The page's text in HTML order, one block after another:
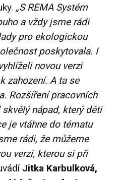
„S REMA Systém
a vždy jsme rádi
pro ekologickou
poskytovala. I
novou verzi
zahození. A ta se
Rozšíření pracovních
nápad, který děti
je vtáhne do tématu
rádi, že můžeme
verzi, kterou si při
Jitka Karbulková,